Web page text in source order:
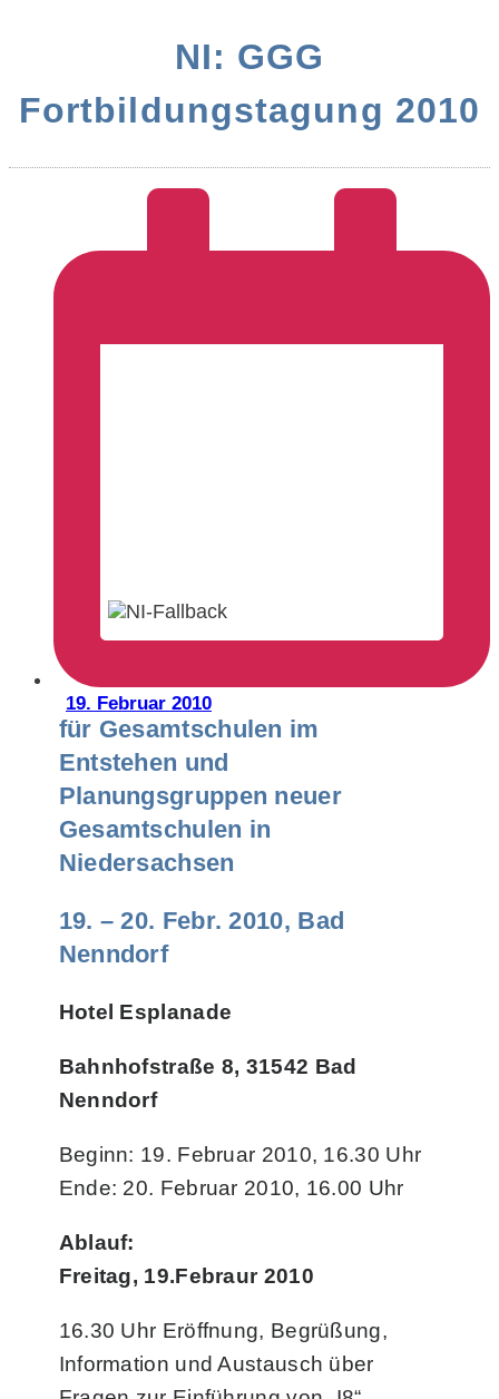
NI: GGG
Fortbildungstagung 2010
19. Februar 2010
für Gesamtschulen im
Entstehen und
Planungsgruppen neuer
Gesamtschulen in
Niedersachsen
19. – 20. Febr. 2010, Bad
Nenndorf
Hotel Esplanade
Bahnhofstraße 8, 31542 Bad
Nenndorf
Beginn: 19. Februar 2010, 16.30 Uhr
Ende: 20. Februar 2010, 16.00 Uhr
Ablauf:
Freitag, 19.Febraur 2010
16.30 Uhr Eröffnung, Begrüßung,
Information und Austausch über